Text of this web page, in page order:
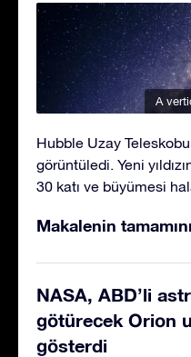
A
Hubble Uzay
görüntüledi. Yeni
30 katı ve büyümesi
Makalenin
NASA, ABD’li
götürecek Orion
gösterdi